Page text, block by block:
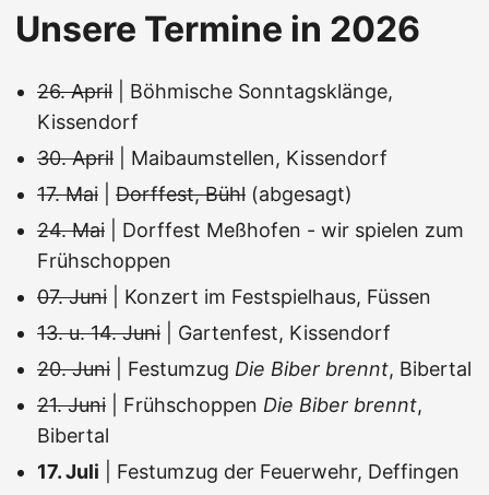
Unsere Termine in 2026
26. April | Böhmische Sonntagsklänge,
Kissendorf
30. April | Maibaumstellen, Kissendorf
17. Mai
Dorffest, Bühl (abgesagt)
24. Mai | Dorffest Meßhofen - wir spielen zum
Frühschoppen
07. Juni | Konzert im Festspielhaus, Füssen
13. u. 14. Juni | Gartenfest, Kissendorf
20. Juni | Festumzug Die Biber brennt, Bibertal
21. Juni | Frühschoppen Die Biber brennt,
Bibertal
17. Juli | Festumzug der Feuerwehr, Deffingen